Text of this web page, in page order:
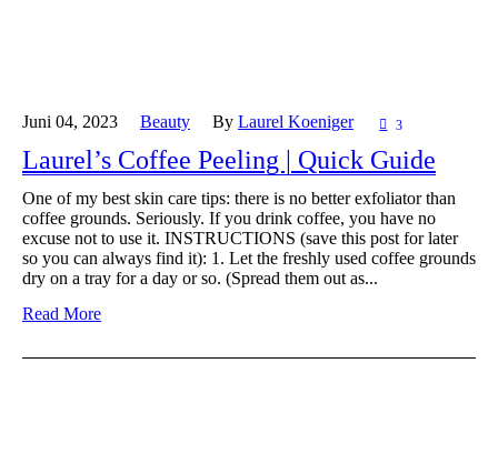
Juni 04, 2023 Beauty By Laurel Koeniger 3
Laurel’s Coffee Peeling | Quick Guide
One of my best skin care tips: there is no better exfoliator than
coffee grounds. Seriously. If you drink coffee, you have no
excuse not to use it. INSTRUCTIONS (save this post for later
so you can always find it): 1. Let the freshly used coffee grounds
dry on a tray for a day or so. (Spread them out as...
Read More